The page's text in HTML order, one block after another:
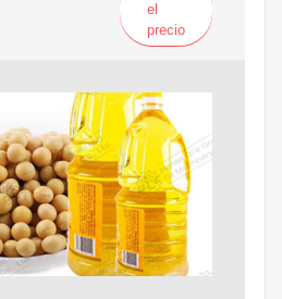
el
precio